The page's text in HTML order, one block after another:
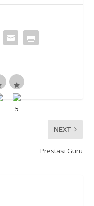
NEXT
Prestasi Guru